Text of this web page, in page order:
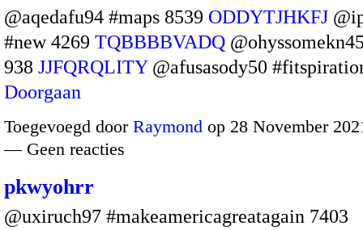
@aqedafu94 #maps 8539 ODDYTJHKFJ
#new 4269 TQBBBBVADQ
938 JJFQRQLITY@afusasody50
Doorgaan
Toegevoegd door Raymond op 28 November
— Geen reacties
pkwyohrr
@uxiruch97 #makeamericagreatagain 7403